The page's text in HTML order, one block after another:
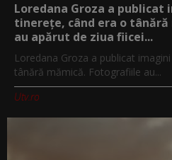
Loredana Groza a publicat
tinerețe, când era o
au apărut de ziua fiicei...
Loredana Groza a publicat
tânără mămică. Fotografiile au...
Utv.ro